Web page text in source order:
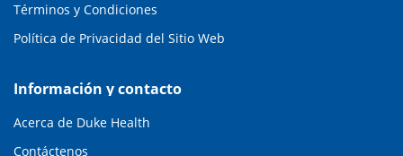
Términos y Condiciones
Política de Privacidad del Sitio Web
Información y contacto
Acerca de Duke Health
Contáctenos